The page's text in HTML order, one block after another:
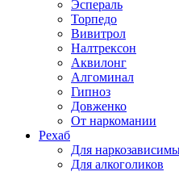
Эспераль
Торпедо
Вивитрол
Налтрексон
Аквилонг
Алгоминал
Гипноз
Довженко
От наркомании
Рехаб
Для
Для алкоголиков